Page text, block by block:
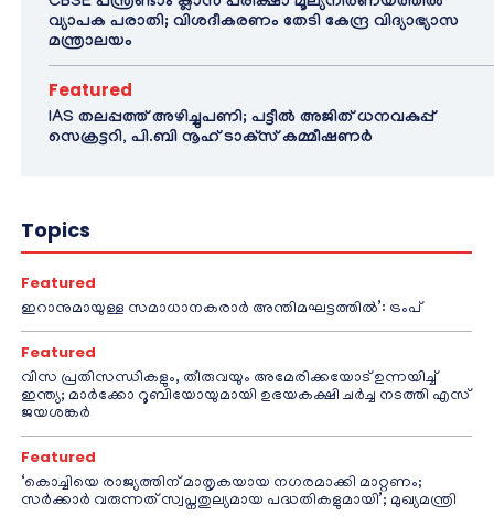
വ്യാപക പരാതി; വിശദീകരണം തേടി കേന്ദ്ര വിദ്യാഭ്യാസ
മന്ത്രാലയം
Featured
IAS തലപ്പത്ത് അഴിച്ചുപണി; പട്ടീല്‍ അജിത് ധനവകുപ്പ്
സെക്രട്ടറി, പി.ബി നൂഹ് ടാക്‌സ് കമ്മീഷണര്‍
Topics
Featured
ഇറാനുമായുള്ള സമാധാനകരാർ അന്തിമഘട്ടത്തിൽ‌’: ട്രംപ്
Featured
വിസ പ്രതിസന്ധികളും, തീരുവയും അമേരിക്കയോട് ഉന്നയിച്ച്
ഇന്ത്യ; മാർക്കോ റൂബിയോയുമായി ഉഭയകക്ഷി ചർച്ച നടത്തി എസ്
ജയശങ്കർ
Featured
‘കൊച്ചിയെ രാജ്യത്തിന് മാതൃകയായ നഗരമാക്കി മാറ്റണം;
സർക്കാർ വരുന്നത് സ്വപ്നതുല്യമായ പദ്ധതികളുമായി’; മുഖ്യമന്ത്രി